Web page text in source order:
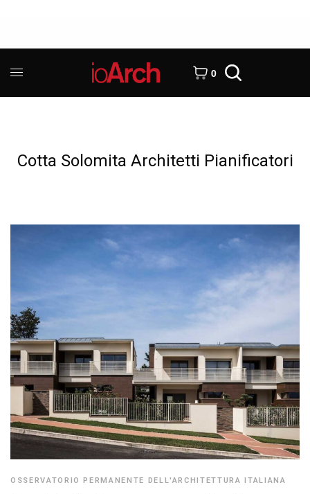
0
Cotta Solomita Architetti Pianificatori
OSSERVATORIO PERMANENTE DELL'ARCHITETTURA ITALIANA